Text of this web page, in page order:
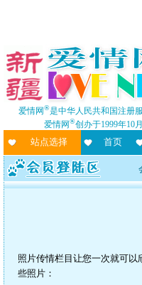
爱情网®是中华人民共和国注册
爱情网®创办于1999年10月
站点选择 首页
照片传情栏目让您一次就可
些照片：